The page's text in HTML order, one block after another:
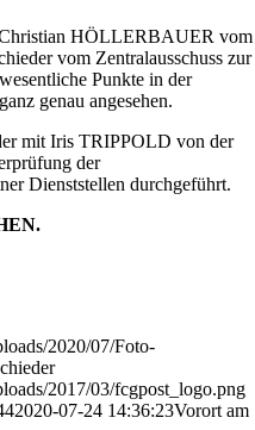
Christian HÖLLERBAUER vom
vom Zentralausschuss zur
Punkte in der
genau angesehen.
mit Iris TRIPPOLD von der
der
Dienststellen durchgeführt.
2020/07/Foto-
2017/03/fcgpost_logo.png
2020-07-24 14:36:23Vorort am